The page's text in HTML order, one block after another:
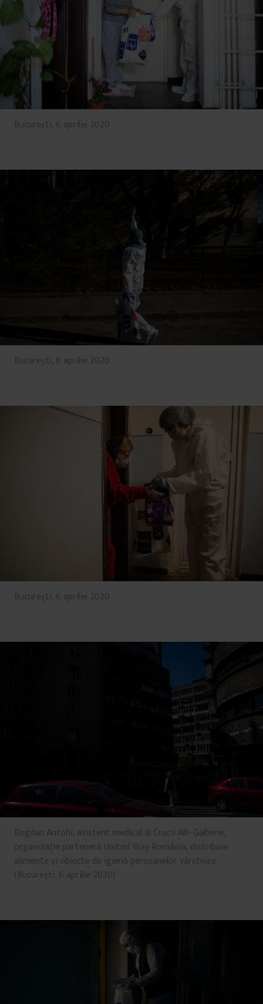
București, 6 aprilie 2020
București, 6 aprilie 2020
București, 6 aprilie 2020
Bogdan Antohi, asistent medical al Crucii Alb-Galbene,
organizație parteneră United Way România, distribuie
alimente și obiecte de igienă persoanelor vârstnice.
(București, 6 aprilie 2020)